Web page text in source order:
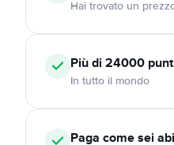
Hai trovato un
Più di 24000
In tutto il mondo
Paga come sei